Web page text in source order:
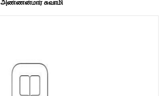
அண்ணன்மார் சுவாமி